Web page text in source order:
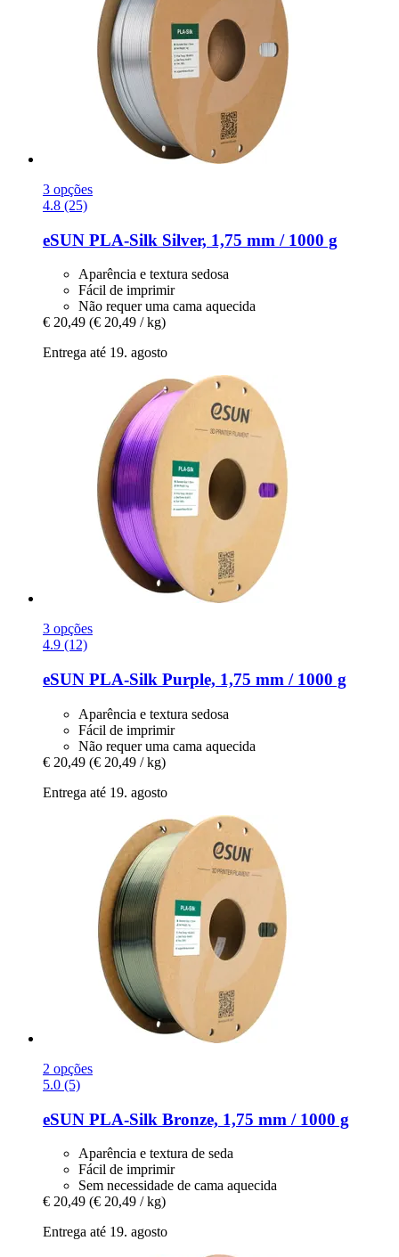
3 opções
4.8 (25)
eSUN PLA-​Silk Silver, 1,75 mm / 1000 g
Aparência e textura sedosa
Fácil de imprimir
Não requer uma cama aquecida
€ 20,49 (€ 20,49 / kg)
Entrega até 19. agosto
3 opções
4.9 (12)
eSUN PLA-​Silk Purple, 1,75 mm / 1000 g
Aparência e textura sedosa
Fácil de imprimir
Não requer uma cama aquecida
€ 20,49 (€ 20,49 / kg)
Entrega até 19. agosto
2 opções
5.0 (5)
eSUN PLA-​Silk Bronze, 1,75 mm / 1000 g
Aparência e textura de seda
Fácil de imprimir
Sem necessidade de cama aquecida
€ 20,49 (€ 20,49 / kg)
Entrega até 19. agosto